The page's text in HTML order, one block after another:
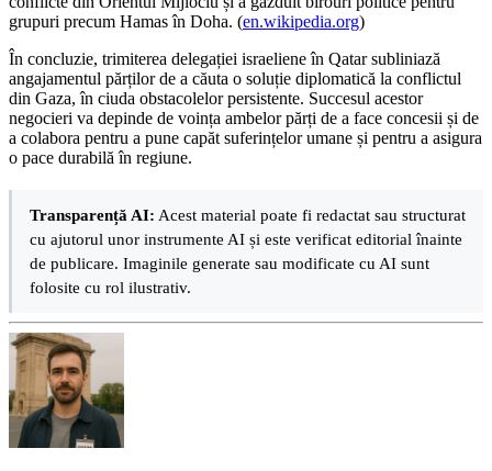
grupuri precum Hamas în Doha. (en.wikipedia.org)
În concluzie, trimiterea delegației israeliene în Qatar subliniază
angajamentul părților de a căuta o soluție diplomatică la conflictul
din Gaza, în ciuda obstacolelor persistente. Succesul acestor
negocieri va depinde de voința ambelor părți de a face concesii și de
a colabora pentru a pune capăt suferințelor umane și pentru a asigura
o pace durabilă în regiune.
Transparență AI: Acest material poate fi redactat sau structurat
cu ajutorul unor instrumente AI și este verificat editorial înainte
de publicare. Imaginile generate sau modificate cu AI sunt
folosite cu rol ilustrativ.